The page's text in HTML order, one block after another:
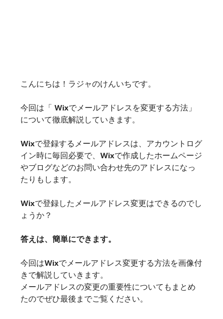
こんにちは！ラジャのけんいちです。
今回は「 Wixでメールアドレスを変更する方法」
について徹底解説していきます。
Wixで登録するメールアドレスは、アカウントログ
イン時に毎回必要で、Wixで作成したホームページ
やブログなどのお問い合わせ先のアドレスになっ
たりもします。
Wixで登録したメールアドレス変更はできるのでし
ょうか？
答えは、簡単にできます。
今回はWixでメールアドレス変更する方法を画像付
きで解説していきます。
メールアドレスの変更の重要性についてもまとめ
たのでぜひ最後までご覧ください。